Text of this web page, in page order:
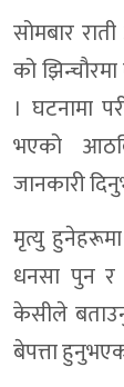
सोमबार
को
। घटनामा
भएको
जानकारी
मृत्यु हुनेहरूमा
धनसा पुन र
केसीले
बेपत्ता